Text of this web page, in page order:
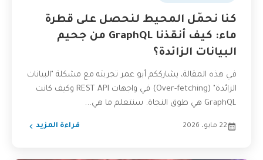
كنا نحمّل المحيط لنحصل على قطرة
ماء: كيف أنقذنا GraphQL من جحيم
البيانات الزائدة؟
في هذه المقالة، يشارككم أبو عمر تجربته مع مشكلة "البيانات
الزائدة" (Over-fetching) في واجهات REST API وكيف كانت
GraphQL هي طوق النجاة. سنتعلم ما هي...
22 مايو، 2026 قراءة المزيد